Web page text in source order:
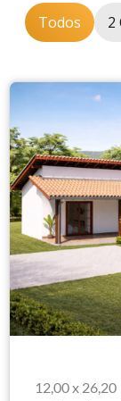
Todos 2
12,00 x 26,20